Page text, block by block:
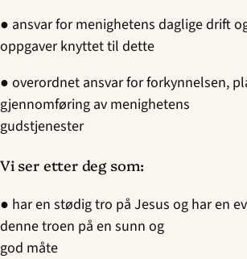
● ansvar for menighetens daglige drift
oppgaver knyttet til dette
● overordnet ansvar for forkynnelsen,
gjennomføring av menighetens
gudstjenester
Vi ser etter deg som:
● har en stødig tro på Jesus og har en
denne troen på en sunn og
god måte